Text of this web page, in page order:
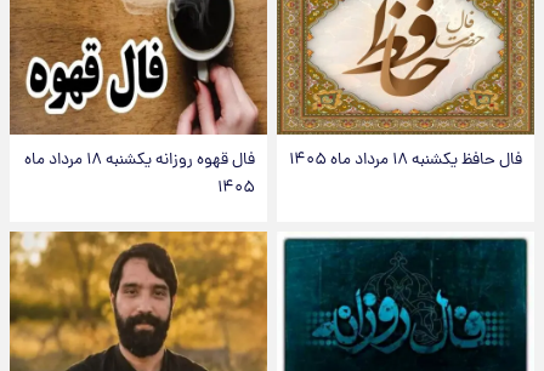
فال حافظ یکشنبه ۱۸ مرداد ماه ۱۴۰۵
فال قهوه روزانه یکشنبه ۱۸ مرداد ماه
۱۴۰۵